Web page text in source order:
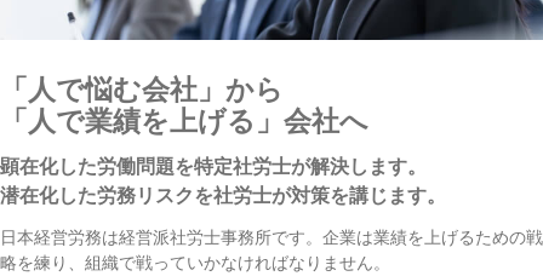
「人で悩む会社」から
「人で業績を上げる」会社へ
顕在化した労働問題を特定社労士が解決します。
潜在化した労務リスクを社労士が対策を講じます。
日本経営労務は経営派社労士事務所です。企業は業績を上げるための戦
略を練り、組織で戦っていかなければなりません。